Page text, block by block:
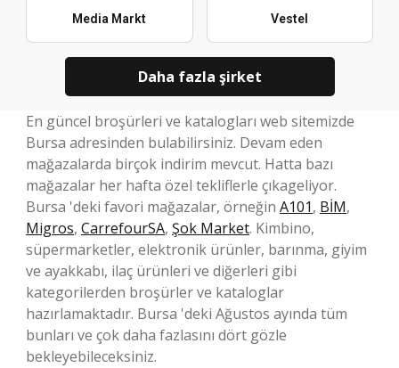
Media Markt Vestel
Daha fazla şirket
En güncel broşürleri ve katalogları web sitemizde
Bursa adresinden bulabilirsiniz. Devam eden
mağazalarda birçok indirim mevcut. Hatta bazı
mağazalar her hafta özel tekliflerle çıkageliyor.
Bursa 'deki favori mağazalar, örneğin A101, BİM,
Migros, CarrefourSA, Şok Market. Kimbino,
süpermarketler, elektronik ürünler, barınma, giyim
ve ayakkabı, ilaç ürünleri ve diğerleri gibi
kategorilerden broşürler ve kataloglar
hazırlamaktadır. Bursa 'deki Ağustos ayında tüm
bunları ve çok daha fazlasını dört gözle
bekleyebileceksiniz.